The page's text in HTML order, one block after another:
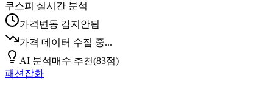
쿠스피 실시간 분석
가격변동 감지안됨
가격 데이터 수집 중...
AI 분석매수 추천(83점)
패션잡화